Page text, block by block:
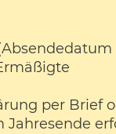
per Brief